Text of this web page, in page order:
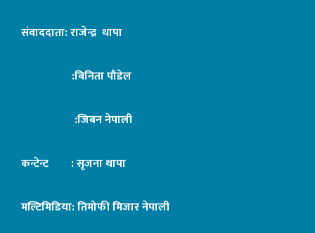
संवाददाता: राजेन्द्र थापा
:बिनिता पौडेल
:जिबन नेपाली
कन्टेन्ट : सृजना थापा
मल्टिमिडिया: तिमोफी मिजार नेपाली